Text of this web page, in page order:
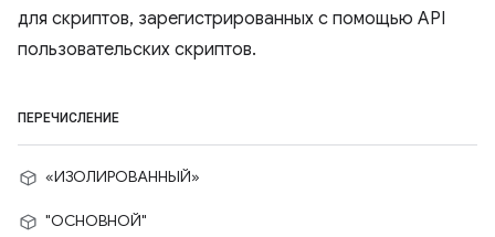
для скриптов, зарегистрированных с помощью API
пользовательских скриптов.
ПЕРЕЧИСЛЕНИЕ
«ИЗОЛИРОВАННЫЙ»
"ОСНОВНОЙ"